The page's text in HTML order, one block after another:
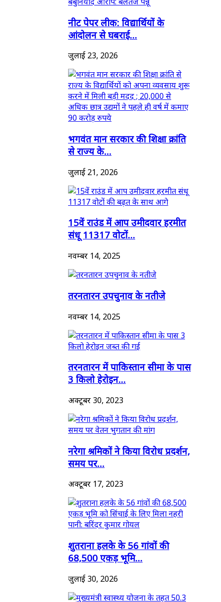
नीट पेपर लीक: विद्यार्थियों के
आंदोलन से घबराई...
जुलाई 23, 2026
भगवंत मान सरकार की शिक्षा क्रांति
से राज्य के...
जुलाई 21, 2026
15वें राउंड में आप उमीदवार हरमीत
संधू 11317 वोटों...
नवम्बर 14, 2025
तरनतारन उपचुनाव के नतीजे
नवम्बर 14, 2025
तरनतारन में पाकिस्तान सीमा के पास
3 किलो हेरोइन...
अक्टूबर 30, 2023
नरेगा श्रमिकों ने किया विरोध प्रदर्शन,
समय पर...
अक्टूबर 17, 2023
शुतराना हलके के 56 गांवों की
68,500 एकड़ भूमि...
जुलाई 30, 2026